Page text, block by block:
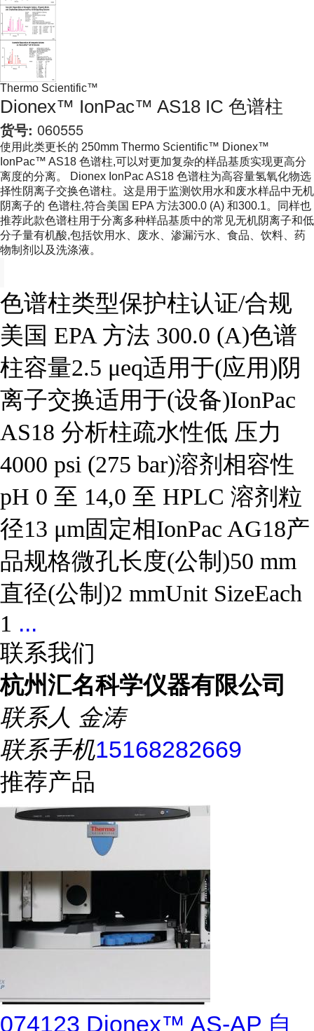
Thermo Scientific™
Dionex™ IonPac™ AS18 IC 色谱柱
货号: 060555
使用此类更长的 250mm Thermo Scientific™ Dionex™
IonPac™ AS18 色谱柱,可以对更加复杂的样品基质实现更高分
离度的分离。 Dionex IonPac AS18 色谱柱为高容量氢氧化物选
择性阴离子交换色谱柱。这是用于监测饮用水和废水样品中无机
阴离子的 色谱柱,符合美国 EPA 方法300.0 (A) 和300.1。同样也
推荐此款色谱柱用于分离多种样品基质中的常见无机阴离子和低
分子量有机酸,包括饮用水、废水、渗漏污水、食品、饮料、药
物制剂以及洗涤液。
色谱柱类型保护柱认证/合规
美国 EPA 方法 300.0 (A)色谱
柱容量2.5 μeq适用于(应用)阴
离子交换适用于(设备)IonPac
AS18 分析柱疏水性低 压力
4000 psi (275 bar)溶剂相容性
pH 0 至 14,0 至 HPLC 溶剂粒
径13 μm固定相IonPac AG18产
品规格微孔长度(公制)50 mm
直径(公制)2 mmUnit SizeEach
1 ...
联系我们
杭州汇名科学仪器有限公司
联系人 金涛
联系手机15168282669
推荐产品
074123 Dionex™ AS-AP 自